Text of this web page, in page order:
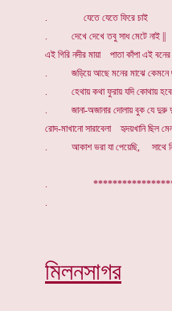
. যেতে যেতে ফিরে চাই
. দেখে দেখে তবু সাধ মেটে নাই ||
এই গিরি নদীর মায়া পাতা কাঁপা এই বনের
. জড়িয়ে আছে মনের মাঝে কেমনে
. হেথায় কথা ফুরায় যদি কোথায়
. জানা-অজানার দোলায় বুক যে দুরু
রোদ-মাখানো সারাবেলা হৃদয়খানি ছিল
. আকাশ ভরা যা পেয়েছি, সাথে
.
মিলনসাগর